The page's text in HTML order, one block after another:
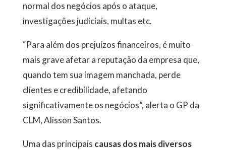
normal dos negócios após o ataque,
investigações judiciais, multas etc.
“Para além dos prejuízos financeiros, é muito
mais grave afetar a reputação da empresa que,
quando tem sua imagem manchada, perde
clientes e credibilidade, afetando
significativamente os negócios”, alerta o GP da
CLM, Alisson Santos.
Uma das principais causas dos mais diversos